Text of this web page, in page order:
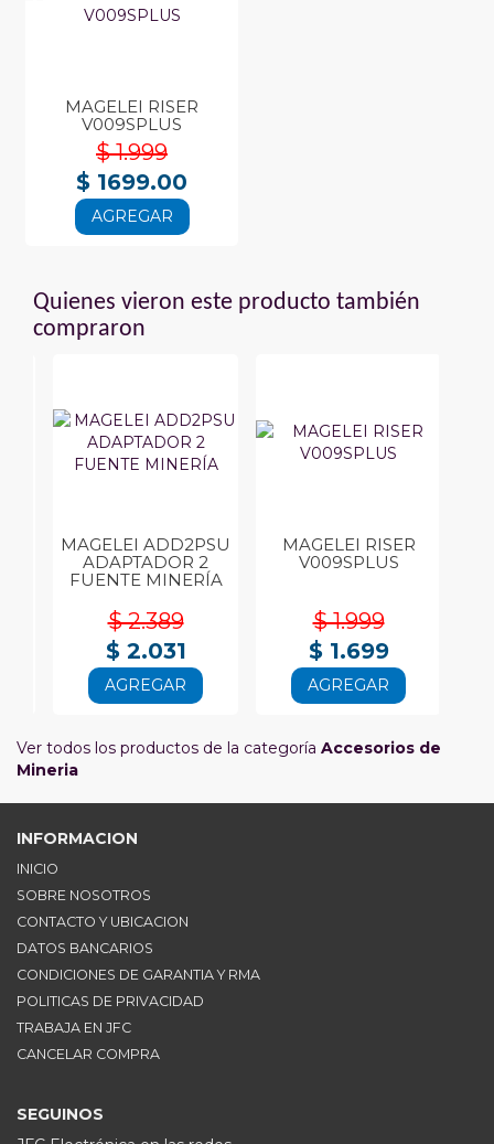
MAGELEI RISER
V009SPLUS
$ 1.999
$ 1699.00
AGREGAR
Quienes vieron este producto también
compraron
MAGELEI ADD2PSU
ADAPTADOR 2
FUENTE MINERÍA
$ 2.389
$ 2.031
AGREGAR
MAGELEI RISER
V009SPLUS
$ 1.999
$ 1.699
AGREGAR
Ver todos los productos de la categoría Accesorios de
Mineria
INFORMACION
INICIO
SOBRE NOSOTROS
CONTACTO Y UBICACION
DATOS BANCARIOS
CONDICIONES DE GARANTIA Y RMA
POLITICAS DE PRIVACIDAD
TRABAJA EN JFC
CANCELAR COMPRA
SEGUINOS